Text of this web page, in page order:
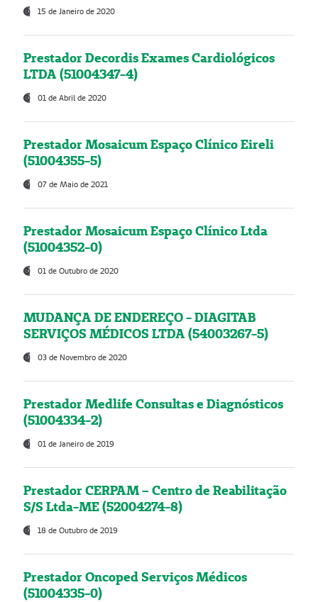
15 de Janeiro de 2020
Prestador Decordis Exames Cardiológicos
LTDA (51004347-4)
01 de Abril de 2020
Prestador Mosaicum Espaço Clínico Eireli
(51004355-5)
07 de Maio de 2021
Prestador Mosaicum Espaço Clínico Ltda
(51004352-0)
01 de Outubro de 2020
MUDANÇA DE ENDEREÇO - DIAGITAB
SERVIÇOS MÉDICOS LTDA (54003267-5)
03 de Novembro de 2020
Prestador Medlife Consultas e Diagnósticos
(51004334-2)
01 de Janeiro de 2019
Prestador CERPAM – Centro de Reabilitação
S/S Ltda-ME (52004274-8)
18 de Outubro de 2019
Prestador Oncoped Serviços Médicos
(51004335-0)